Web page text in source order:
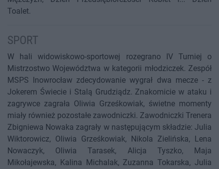
Toalet.
SPORT
W hali widowiskowo-sportowej rozegrano IV Turniej o
Mistrzostwo Województwa w kategorii młodziczek. Zespół
MSPS Inowrocław zdecydowanie wygrał dwa mecze - z
Jokerem Świecie i Stalą Grudziądz. Znakomicie w ataku i
zagrywce zagrała Oliwia Grześkowiak, świetne momenty
miały również pozostałe zawodniczki. Zawodniczki Trenera
Zbigniewa Nowaka zagrały w następującym składzie: Julia
Wiktorowicz, Oliwia Grześkowiak, Nikola Zielińska, Lena
Nowaczyk, Oliwia Tarasek, Alicja Tyszko, Maja
Mikołajewska, Kalina Michalak, Zuzanna Tokarska, Julia